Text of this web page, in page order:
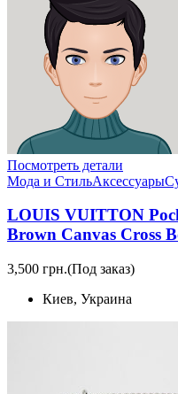
Посмотреть детали
Мода и СтильАксессуары
LOUIS VUITTON
Brown Canvas Cross
3,500 грн.(Под заказ)
Киев, Украина